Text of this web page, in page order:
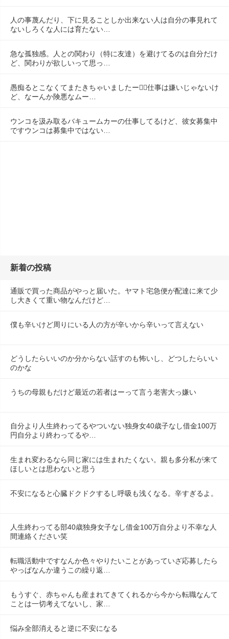
人の事蔑んだり、下に見ることしか出来ない人は自分の事見れて
ないしろくな人には育たない…
急な孤独感。人との関わり（特に友達）を避けてるのは自分だけ
ど、関わりが欲しいって思っ…
愚痴るとこなくてまたきちゃいましたー😮‍💨仕事は嫌いじゃないけ
ど、なーんか険悪なムー…
ウンコを汲み取るバキュームカーの仕事してるけど、彼女募集中
ですウンコは募集中ではない…
新着の投稿
通販で買った商品がやっと届いた。ヤマト宅急便が配達に来て少
し大きくて重い物なんだけど…
僕も辛いけど周りにいる人の方が辛いから辛いって言えない
どうしたらいいのか分からない話すのも怖いし、どつしたらいい
のかな
うちの母親もだけど最近の若者はーって言う老害大っ嫌い
自分より人生終わってるやついない独身女40歳子なし借金100万
円自分より終わってるや…
生まれ変わるなら同じ家には生まれたくない。親も多分私が来て
ほしいとは思わないと思う
不安になると心臓ドクドクするし呼吸も浅くなる。辛すぎるよ。
人生終わってる部40歳独身女子なし借金100万自分より不幸な人
間連絡ください笑
転職活動中ですなんか色々やりたいことがあっていざ応募したら
やっぱなんか違うこの繰り返…
もうすぐ、赤ちゃんも産まれてきてくれるから今から転職なんて
ことは一切考えてないし、家…
悩み全部消えると逆に不安になる